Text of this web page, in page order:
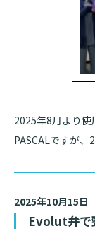
2025年8月より
PASCALですが
2025年10月15日
Evolut弁で